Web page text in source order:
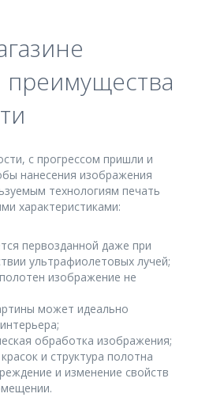
преимущества
с прогрессом пришли и
нанесения изображения
технологиям печать
характеристиками:
первозданной даже при
ультрафиолетовых лучей;
изображение не
может идеально
обработка изображения;
и структура полотна
и изменение свойств